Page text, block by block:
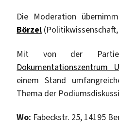
Die Moderation
Börzel
Mit von der
Dokumentationszentrum
einem Stand
Thema der
Wo: Fabeckstr. 25, 14195